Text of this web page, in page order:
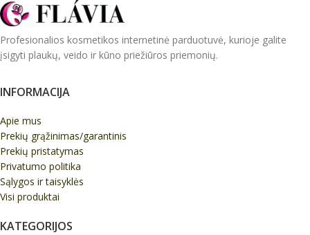
Profesionalios kosmetikos internetinė parduotuvė, kurioje galite
įsigyti plaukų, veido ir kūno priežiūros priemonių.
INFORMACIJA
Apie mus
Prekių grąžinimas/garantinis
Prekių pristatymas
Privatumo politika
Sąlygos ir taisyklės
Visi produktai
KATEGORIJOS